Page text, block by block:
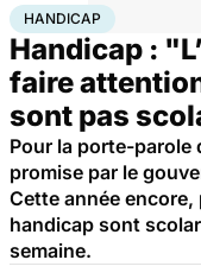
AccueilSanté Maladies
HANDICAP
Handicap :
faire
sont pas
Pour la porte-parole
promise par le
Cette année
handicap sont
semaine.